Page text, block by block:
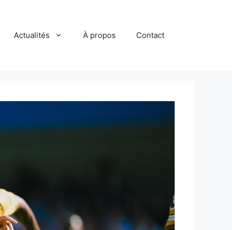
Actualités À propos Contact